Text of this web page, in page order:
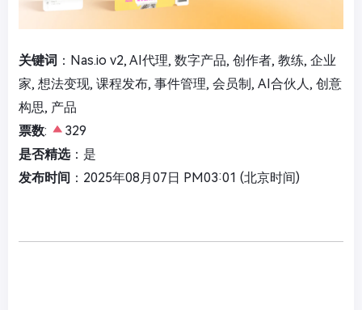
关键词 ：Nas.io v2, AI代理, 数字产品, 创作者, 教练, 企业
家, 想法变现, 课程发布, 事件管理, 会员制, AI合伙人, 创意
构思, 产品
票数:
329
是否精选：是
发布时间 ：2025年08月07日 PM03:01 (北京时间)